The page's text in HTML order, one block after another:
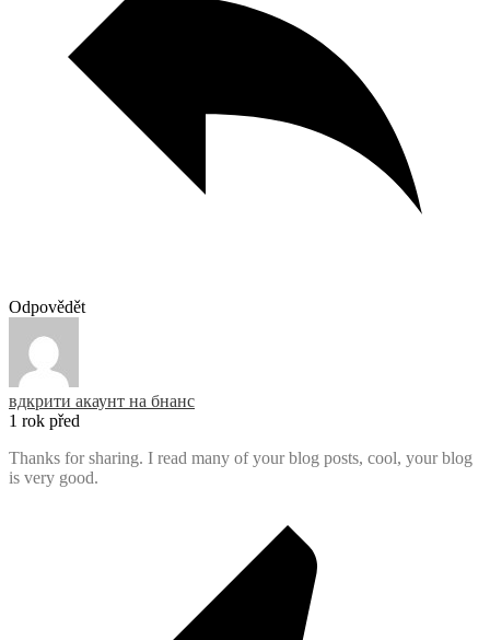
Odpovědět
вдкрити акаунт на бнанс
1 rok před
Thanks for sharing. I read many of your blog posts, cool, your blog
is very good.